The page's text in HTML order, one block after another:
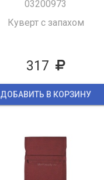
03200973
Куверт с запахом
317
ДОБАВИТЬ В КОРЗИНУ